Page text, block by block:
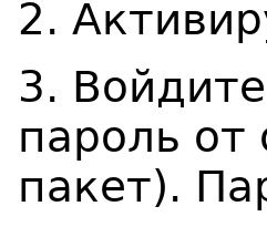
2.
3.
пароль от
пакет).